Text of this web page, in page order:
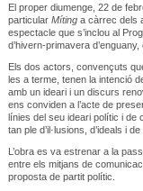
El proper diumenge, 22 de
particular Mítinga càrrec dels
espectacle que s’inclou al
d’hivern-primavera
Els dos actors, convençuts
les a terme, tenen la intenció
amb un ideari i un discurs
ens conviden a l’acte de
línies del seu ideari polític i de
tan ple d’il·lusions, d’ideals i de
L’obra es va estrenar a la
entre els mitjans de
proposta de partit polític.